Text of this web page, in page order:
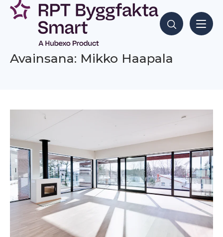
Siirry
sisältöön
Hae sisältöjä
Avainsana: Mikko Haapala